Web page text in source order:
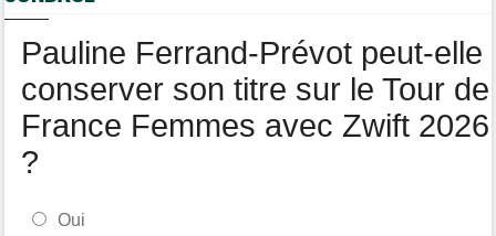
05/08
Tour de Pologne
Jamais 2 sans 3 pour Jonathan Milan, vainqueur de la 3e étape !
Pauline Ferrand-Prévot peut-elle
conserver son titre sur le Tour de
France Femmes avec Zwift 2026
?
Oui